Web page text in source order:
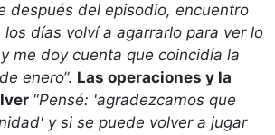
después del episodio, encuentro
días volví a agarrarlo para ver lo
me doy cuenta que coincidía la
enero”. Las operaciones y la
“Pensé: 'agradezcamos que
y si se puede volver a jugar